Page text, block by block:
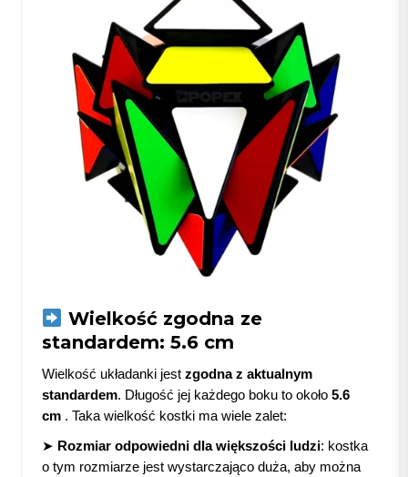
Wielkość zgodna ze
standardem: 5.6 cm
Wielkość układanki jest zgodna z aktualnym
standardem. Długość jej każdego boku to około 5.6
cm . Taka wielkość kostki ma wiele zalet:
➤ Rozmiar odpowiedni dla większości ludzi: kostka
o tym rozmiarze jest wystarczająco duża, aby można